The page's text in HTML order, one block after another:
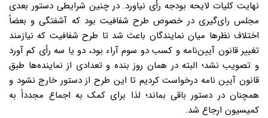
نهایت کلیات لایحه بودجه رأی نیاورد. در چنین شرایطی دستور بعدی
مجلس رای‌گیری در خصوص طرح شفافیت بود که آشفتگی و بعضاً
اختلاف نظرها میان نمایندگان باعث شد تا طرح شفافیت که نیازمند
تغییر قانون آیین‌نامه و کسب دو سوم آراء بود، دو یا سه رأی کم آورد
و تصویب نشد؛ البته در همان روز بنده و تعدادی از نماینده‌ها طبق
قانون آیین نامه درخواست کردیم تا این طرح از دستور خارج نشود و
همچنان در دستور باقی بماند؛ لذا برای کمک به اجماع مجدداً به
کمیسیون ارجاع شد.